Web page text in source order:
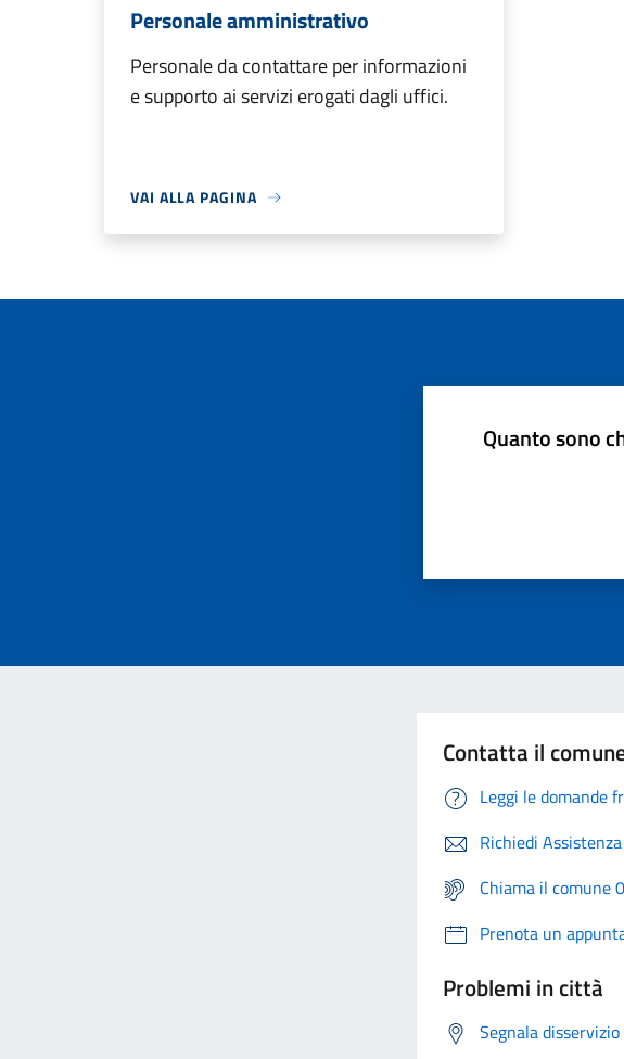
Personale amministrativo
Personale da contattare per informazioni
e supporto ai servizi erogati dagli uffici.
VAI ALLA PAGINA
Quanto sono
Contatta il
Leggi le domande
Richiedi Assistenza
Chiama il comune
Prenota un
Problemi in città
Segnala disservizio